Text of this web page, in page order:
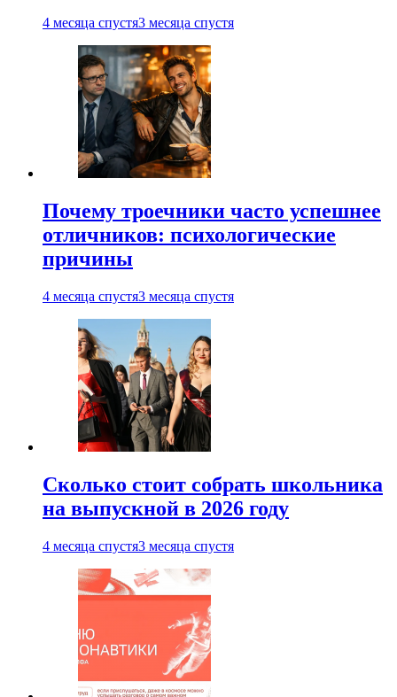
4 месяца спустя3 месяца спустя
Почему троечники часто успешнее
отличников: психологические
причины
4 месяца спустя3 месяца спустя
Сколько стоит собрать школьника
на выпускной в 2026 году
4 месяца спустя3 месяца спустя